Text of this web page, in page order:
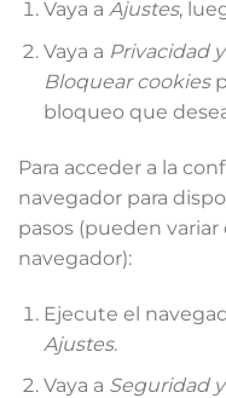
Vaya a Ajustes,
Vaya a Privacidad
Bloquear cookies
bloqueo que
Para acceder a la
navegador para
pasos (pueden
navegador):
Ejecute el
Ajustes.
Vaya a Seguridad